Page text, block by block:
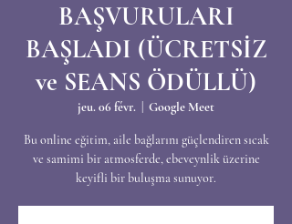
BAŞVURULARI
BAŞLADI (ÜCRETSİZ
ve SEANS ÖDÜLLÜ)
jeu. 06 févr. Google Meet
Bu online eğitim, aile bağlarını güçlendiren sıcak
ve samimi bir atmosferde, ebeveynlik üzerine
keyifli bir buluşma sunuyor.